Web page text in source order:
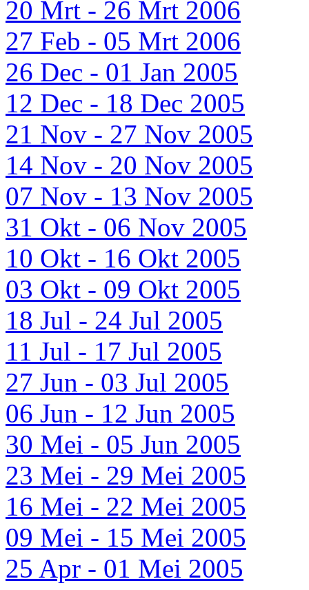
20 Mrt - 26 Mrt 2006
27 Feb - 05 Mrt 2006
26 Dec - 01 Jan 2005
12 Dec - 18 Dec 2005
21 Nov - 27 Nov 2005
14 Nov - 20 Nov 2005
07 Nov - 13 Nov 2005
31 Okt - 06 Nov 2005
10 Okt - 16 Okt 2005
03 Okt - 09 Okt 2005
18 Jul - 24 Jul 2005
11 Jul - 17 Jul 2005
27 Jun - 03 Jul 2005
06 Jun - 12 Jun 2005
30 Mei - 05 Jun 2005
23 Mei - 29 Mei 2005
16 Mei - 22 Mei 2005
09 Mei - 15 Mei 2005
25 Apr - 01 Mei 2005